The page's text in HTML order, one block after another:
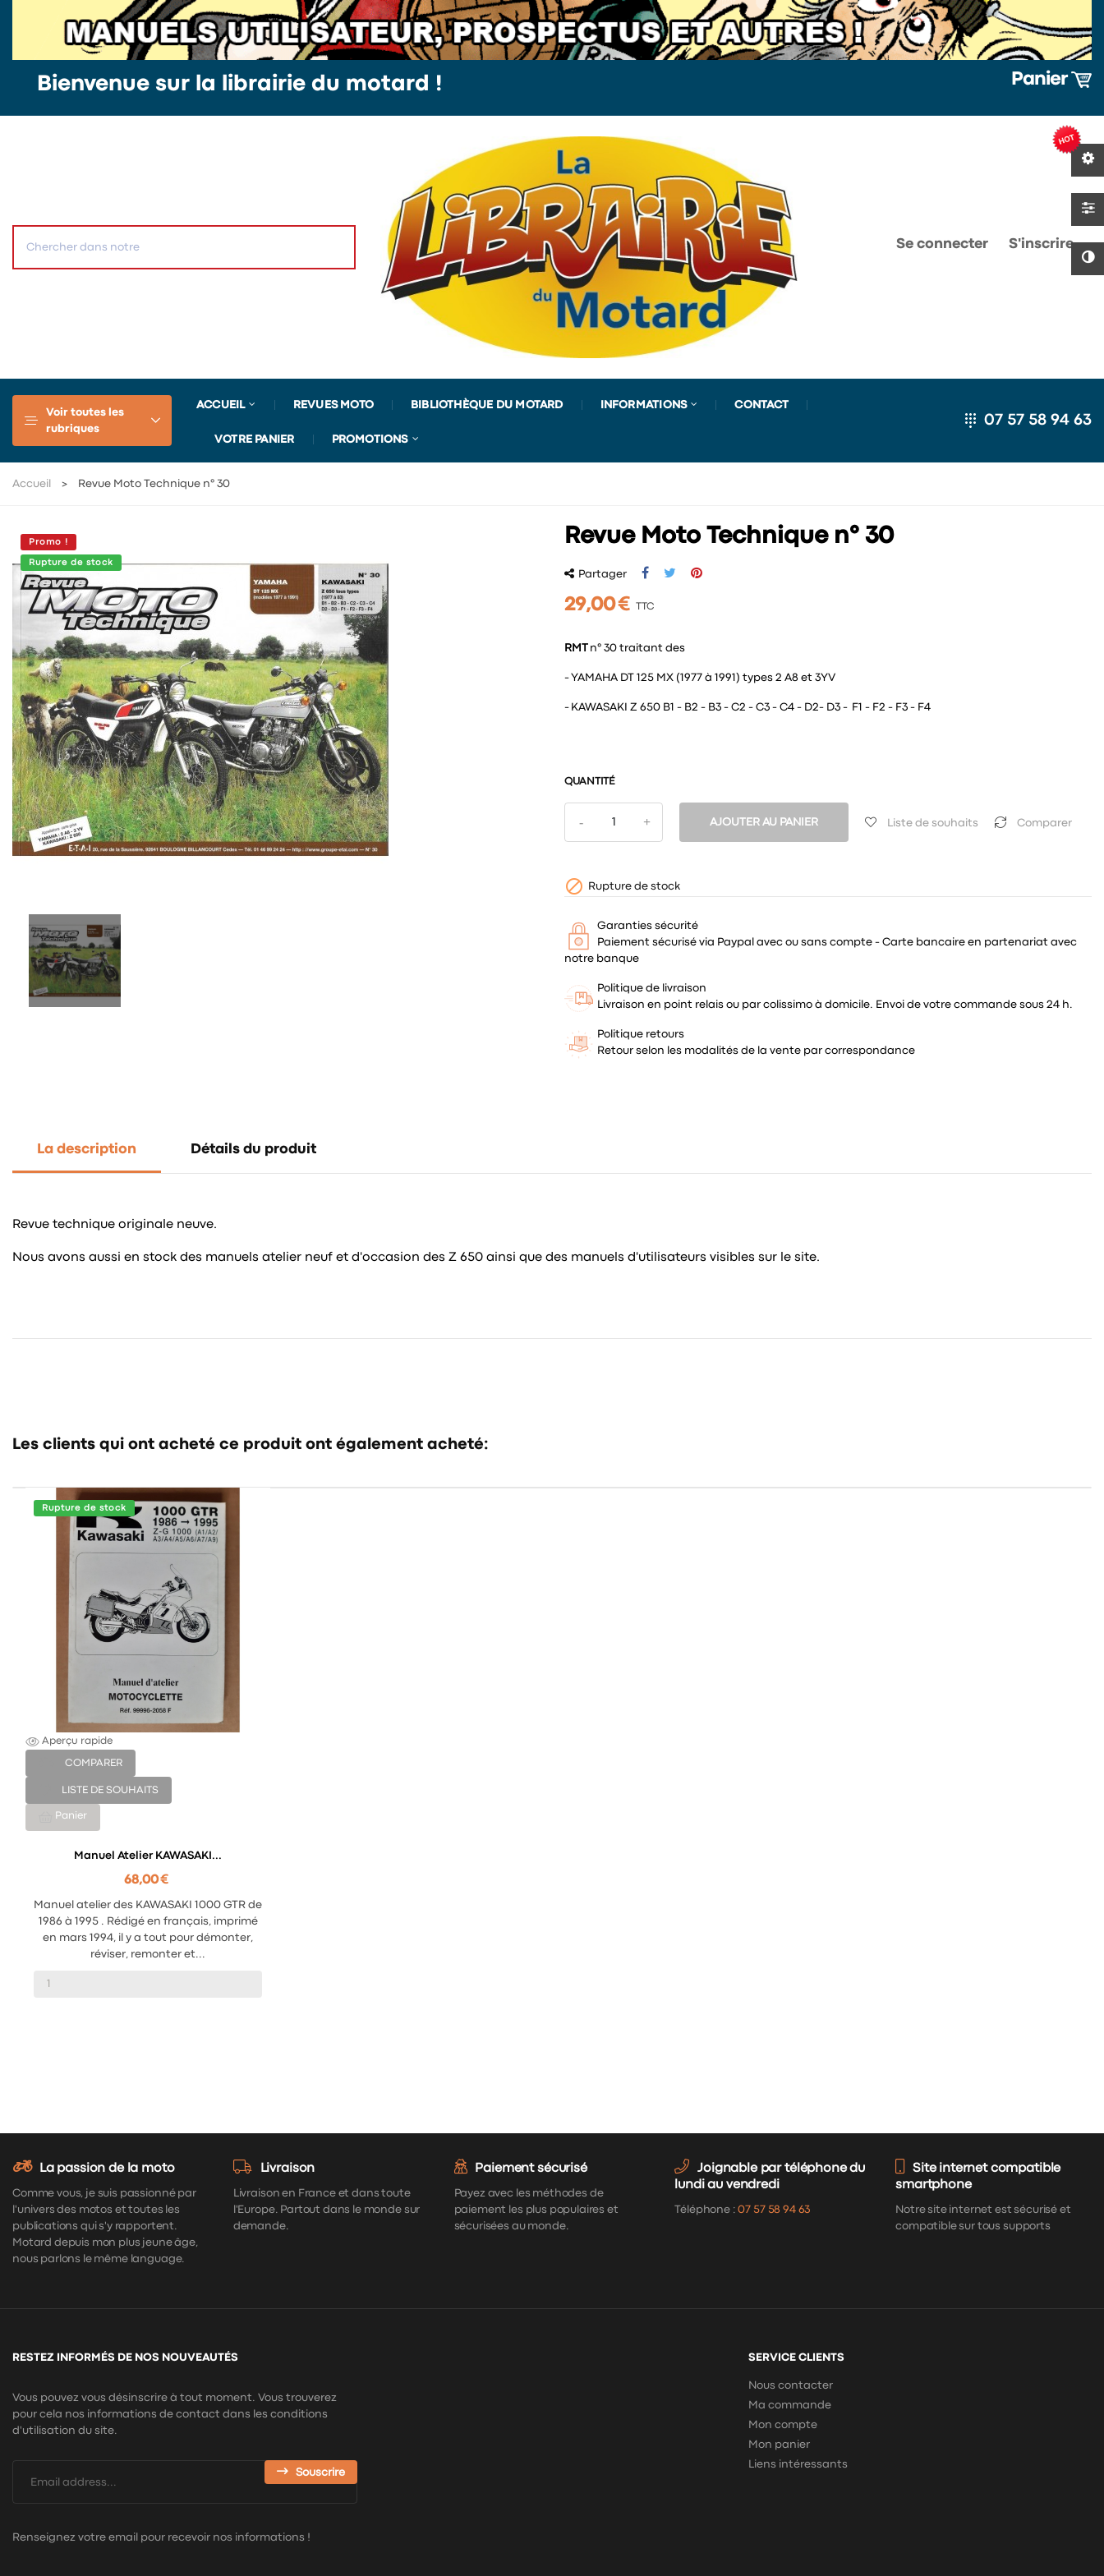
Bienvenue sur la librairie du motard ! Panier
Se connecter S'inscrire
Voir toutes les
rubriques
ACCUEIL REVUES MOTO BIBLIOTHÈQUE DU MOTARD INFORMATIONS CONTACT
VOTRE PANIER PROMOTIONS
07 57 58 94 63
Accueil Revue Moto Technique n° 30
Promo !
Rupture de stock
Revue Moto Technique n° 30
Partager
29,00 € TTC
RMT n° 30 traitant des
- YAMAHA DT 125 MX (1977 à 1991) types 2 A8 et 3YV
- KAWASAKI Z 650 B1 - B2 - B3 - C2 - C3 - C4 - D2- D3 - F1 - F2 - F3 - F4
QUANTITÉ
AJOUTER AU PANIER Liste de souhaits Comparer
 Rupture de stock
Garanties sécurité
Paiement sécurisé via Paypal avec ou sans compte - Carte bancaire en partenariat avec
notre banque
Politique de livraison
Livraison en point relais ou par colissimo à domicile. Envoi de votre commande sous 24 h.
Politique retours
Retour selon les modalités de la vente par correspondance
La description Détails du produit
Revue technique originale neuve.
Nous avons aussi en stock des manuels atelier neuf et d'occasion des Z 650 ainsi que des manuels d'utilisateurs visibles sur le site.
Les clients qui ont acheté ce produit ont également acheté:
Rupture de stock
Aperçu rapide
COMPARER
LISTE DE SOUHAITS
Panier
Manuel Atelier KAWASAKI...
68,00 €
Manuel atelier des KAWASAKI 1000 GTR de
1986 à 1995 . Rédigé en français, imprimé
en mars 1994, il y a tout pour démonter,
réviser, remonter et...
La passion de la moto
Comme vous, je suis passionné par
l'univers des motos et toutes les
publications qui s'y rapportent.
Motard depuis mon plus jeune âge,
nous parlons le même language.
Livraison
Livraison en France et dans toute
l'Europe. Partout dans le monde sur
demande.
Paiement sécurisé
Payez avec les méthodes de
paiement les plus populaires et
sécurisées au monde.
Joignable par téléphone du
lundi au vendredi
Téléphone :07 57 58 94 63
Site internet compatible
smartphone
Notre site internet est sécurisé et
compatible sur tous supports
RESTEZ INFORMÉS DE NOS NOUVEAUTÉS
Vous pouvez vous désinscrire à tout moment. Vous trouverez
pour cela nos informations de contact dans les conditions
d'utilisation du site.
Souscrire
Renseignez votre email pour recevoir nos informations !
SERVICE CLIENTS
Nous contacter
Ma commande
Mon compte
Mon panier
Liens intéressants